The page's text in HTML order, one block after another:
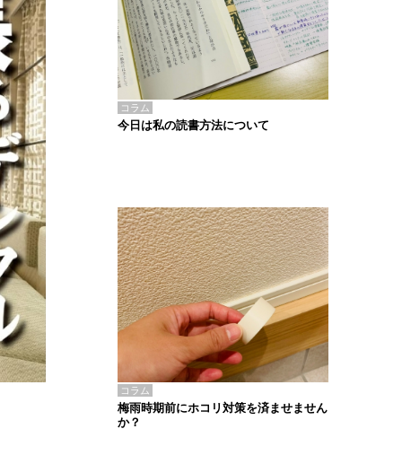
コラム
今日は私の読書方法について
コラム
梅雨時期前にホコリ対策を済ませません
か？